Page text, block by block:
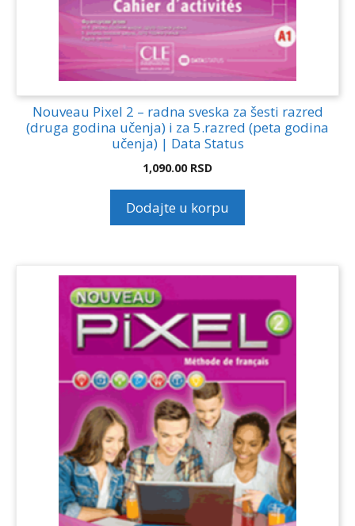
Nouveau Pixel 2 – radna sveska za šesti razred
(druga godina učenja) i za 5.razred (peta godina
učenja) | Data Status
1,090.00 RSD
Dodajte u korpu